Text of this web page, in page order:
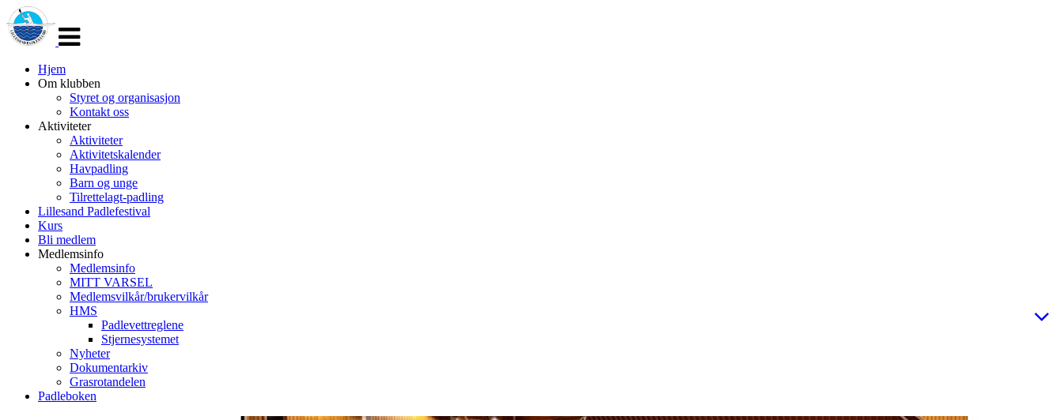
navigasjon
Hjem
Om klubben
Styret og organisasjon
Kontakt oss
Aktiviteter
Aktiviteter
Aktivitetskalender
Havpadling
Barn og unge
Tilrettelagt-padling
Lillesand Padlefestival
Kurs
Bli medlem
Medlemsinfo
Medlemsinfo
MITT VARSEL
Medlemsvilkår/brukervilkår
HMS
Padlevettreglene
Stjernesystemet
Nyheter
Dokumentarkiv
Grasrotandelen
Padleboken